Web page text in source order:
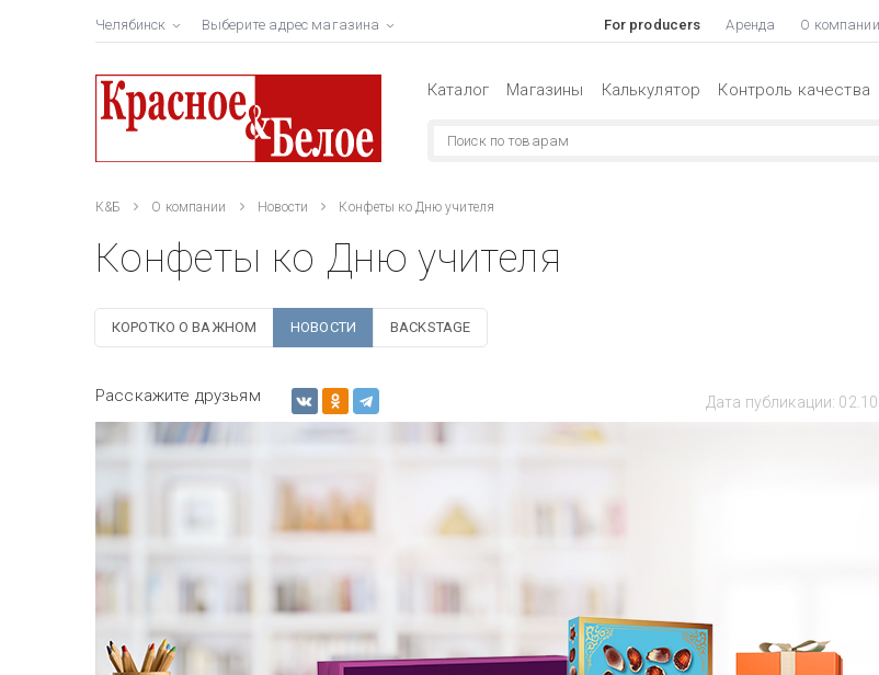
Челябинск Выберите адрес магазина For producers Аренда О компании
Каталог Магазины Калькулятор Контроль качества
К&Б О компании Новости Конфеты ко Дню учителя
Конфеты ко Дню учителя
КОРОТКО О ВАЖНОМ НОВОСТИ BACKSTAGE
Расскажите друзьям Дата публикации: